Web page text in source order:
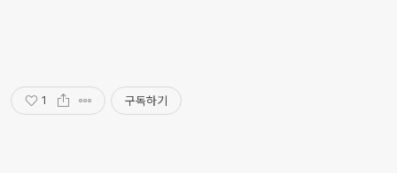
1 구독하기